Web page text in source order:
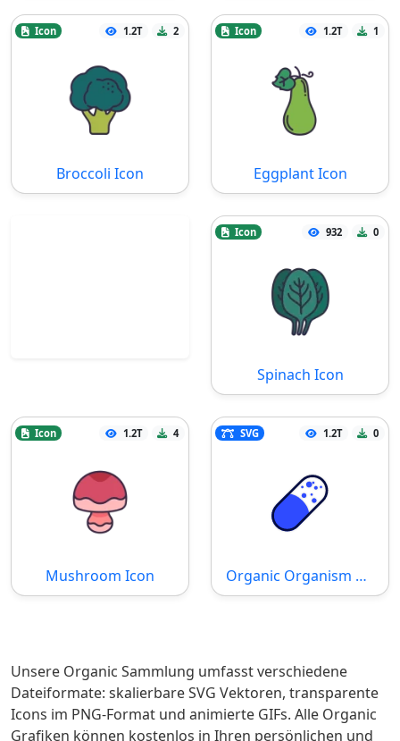
Icon 1.2T 2
Broccoli Icon
Icon 1.2T 1
Eggplant Icon
Icon 932 0
Spinach Icon
Icon 1.2T 4
Mushroom Icon
SVG 1.2T 0
Organic Organism SVG Datei
Unsere Organic Sammlung umfasst verschiedene
Dateiformate: skalierbare SVG Vektoren, transparente
Icons im PNG-Format und animierte GIFs. Alle Organic
Grafiken können kostenlos in Ihren persönlichen und